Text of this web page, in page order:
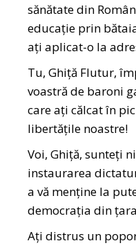
sănătate din
educație prin
ați aplicat-o la
Tu, Ghiță Flutur,
voastră de baroni
care ați călcat în
libertățile noastre!
Voi, Ghiță, sunteți
instaurarea
a vă menține la
democrația din
Ați distrus un